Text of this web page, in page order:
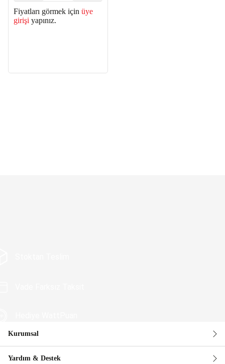
Fiyatları görmek için üye
girişi yapınız.
Güvenli Alışveriş
Kurumsal
Yardım & Destek